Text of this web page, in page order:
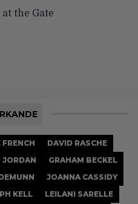
the Gate
FRENCH
DAVID RASCHE
JORDAN
GRAHAM BECKEL
JOANNA CASSIDY
KELL
LEILANI SARELLE